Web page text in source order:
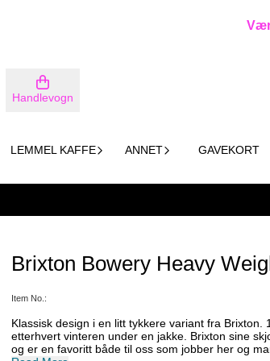
Handlevogn
LEMMEL KAFFE ANNET GAVEKORT
Brixton Bowery Heavy
Item No.:
Klassisk design i en litt tykkere variant fra
etterhvert vinteren under en jakke. Brixton sine
og er en favoritt både til oss som jobber her og mange av